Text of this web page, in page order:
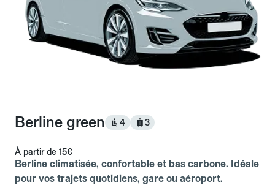
Berline green 4 3
À partir de 15€
Berline climatisée, confortable et bas carbone. Idéale
pour vos trajets quotidiens, gare ou aéroport.